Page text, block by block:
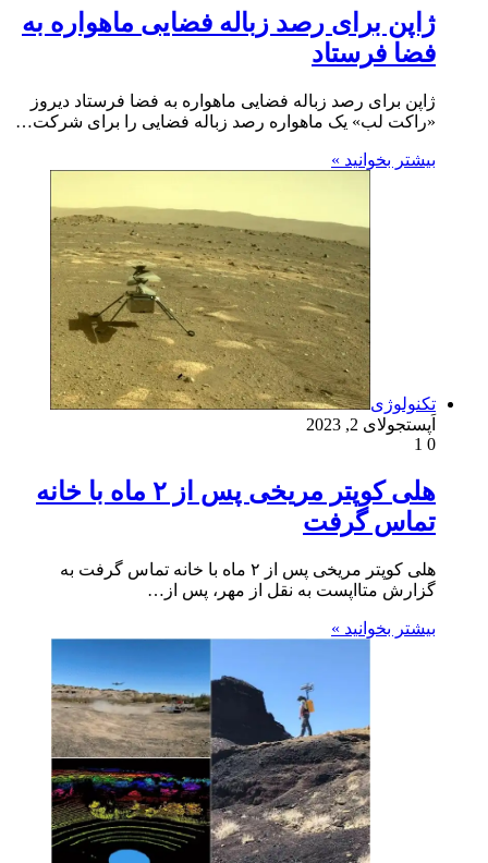
ژاپن برای رصد زباله فضایی ماهواره به
فضا فرستاد
ژاپن برای رصد زباله فضایی ماهواره به فضا فرستاد دیروز
«راکت لب» یک ماهواره رصد زباله فضایی را برای شرکت…
بیشتر بخوانید »
تکنولوژی
اَپستجولای 2, 2023
0
هلی کوپتر مریخی پس از ۲ ماه با خانه
تماس گرفت
هلی کوپتر مریخی پس از ۲ ماه با خانه تماس گرفت به
گزارش متااپست به نقل از مهر، پس از…
بیشتر بخوانید »